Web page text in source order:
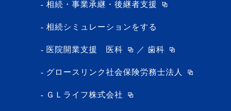
相続・事業承継・後継者支援
相続シミュレーションをする
医院開業支援 医科 ／ 歯科
グロースリンク社会保険労務士法人
ＧＬライフ株式会社